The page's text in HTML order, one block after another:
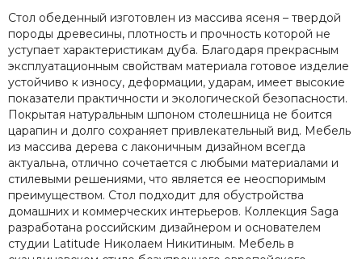
Cтол обеденный изготовлен из массива ясеня – твердой
породы древесины, плотность и прочность которой не
уступает характеристикам дуба. Благодаря прекрасным
эксплуатационным свойствам материала готовое изделие
устойчиво к износу, деформации, ударам, имеет высокие
показатели практичности и экологической безопасности.
Покрытая натуральным шпоном столешница не боится
царапин и долго сохраняет привлекательный вид. Мебель
из массива дерева с лаконичным дизайном всегда
актуальна, отлично сочетается с любыми материалами и
стилевыми решениями, что является ее неоспоримым
преимуществом. Стол подходит для обустройства
домашних и коммерческих интерьеров. Коллекция Saga
разработана российским дизайнером и основателем
студии Latitude Николаем Никитиным. Мебель в